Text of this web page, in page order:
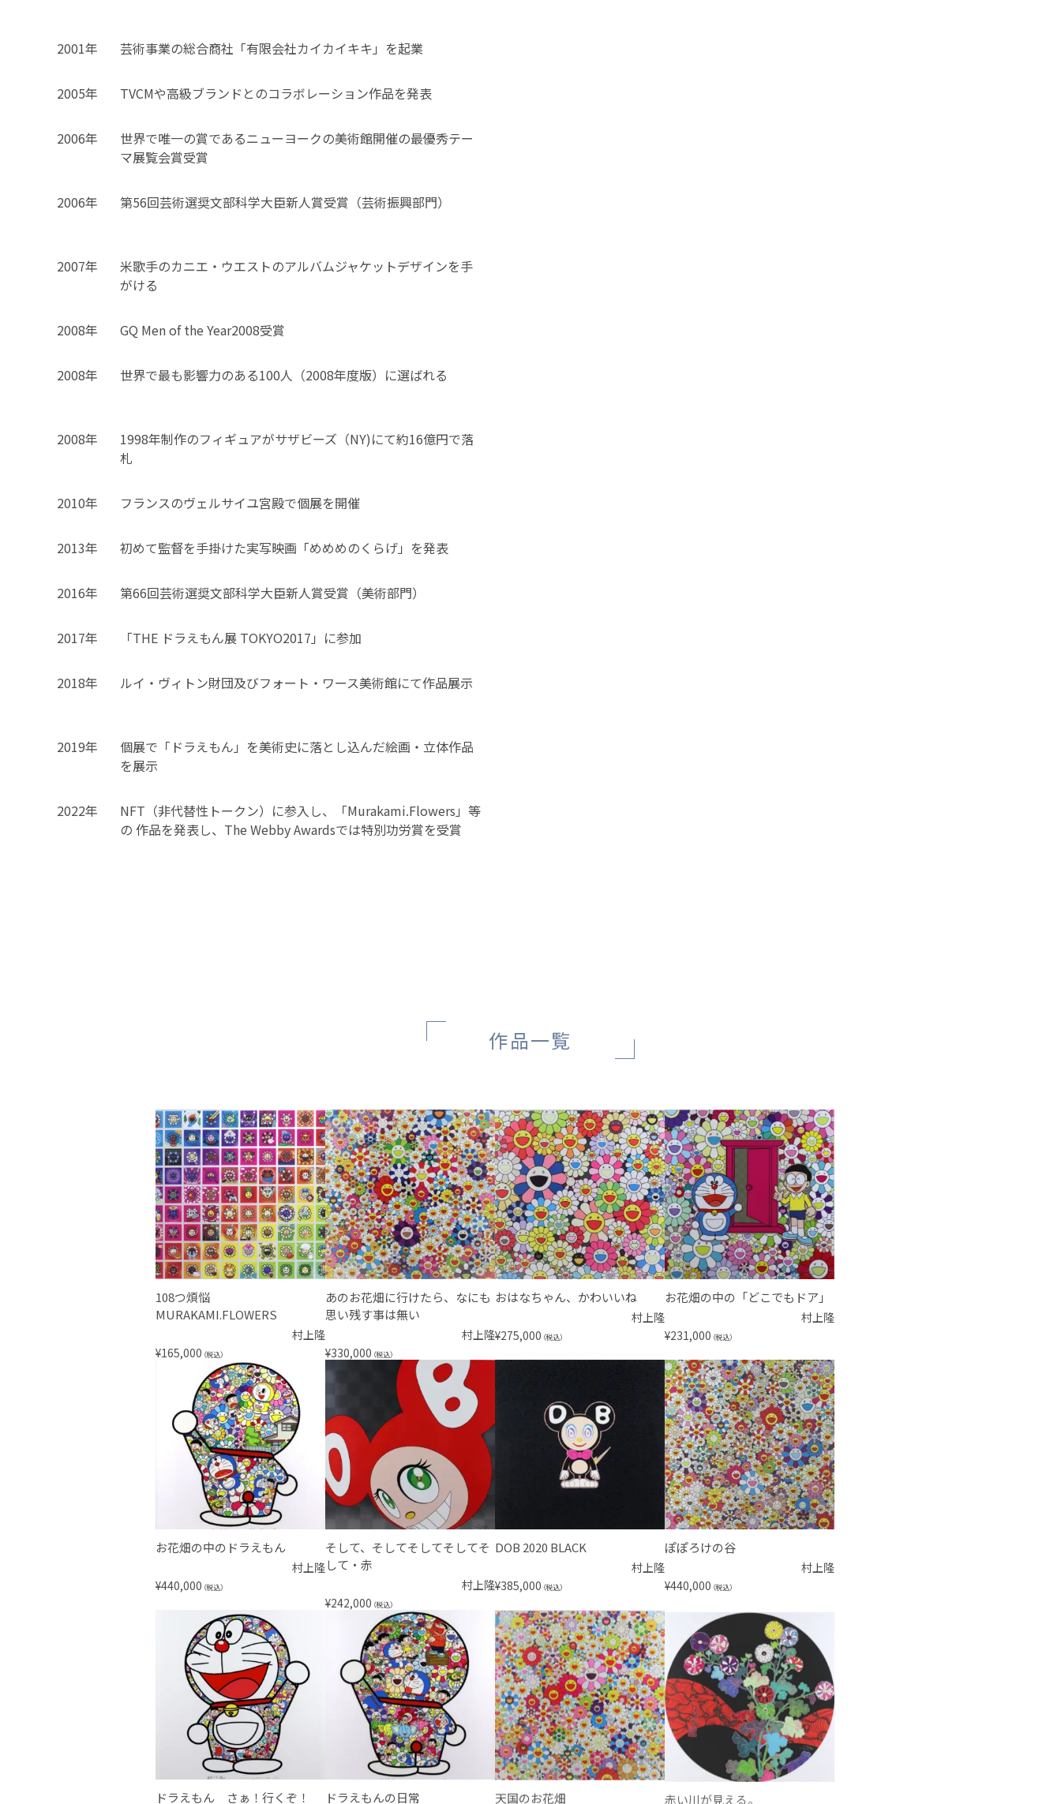
2001年 芸術事業の総合商社「有限会社カイカイキキ」を起業
2005年 TVCMや高級ブランドとのコラボレーション作品を発表
2006年
世界で唯一の賞であるニューヨークの美術館開催の最優秀テー
マ展覧会賞受賞
2006年 第56回芸術選奨文部科学大臣新人賞受賞（芸術振興部門）
2007年
米歌手のカニエ・ウエストのアルバムジャケットデザインを手
がける
2008年 GQ Men of the Year2008受賞
2008年 世界で最も影響力のある100人（2008年度版）に選ばれる
2008年
1998年制作のフィギュアがサザビーズ（NY)にて約16億円で落
札
2010年 フランスのヴェルサイユ宮殿で個展を開催
2013年 初めて監督を手掛けた実写映画「めめめのくらげ」を発表
2016年 第66回芸術選奨文部科学大臣新人賞受賞（美術部門）
2017年 「THE ドラえもん展 TOKYO2017」に参加
2018年 ルイ・ヴィトン財団及びフォート・ワース美術館にて作品展示
2019年
個展で「ドラえもん」を美術史に落とし込んだ絵画・立体作品
を展示
2022年
NFT（非代替性トークン）に参入し、「Murakami.Flowers」等
の 作品を発表し、The Webby Awardsでは特別功労賞を受賞
作品一覧
108つ煩悩
MURAKAMI.FLOWERS
村上隆
¥165,000 （税込）
あのお花畑に行けたら、なにも
思い残す事は無い
村上隆
¥330,000 （税込）
おはなちゃん、かわいいね
村上隆
¥275,000 （税込）
お花畑の中の「どこでもドア」
村上隆
¥231,000 （税込）
お花畑の中のドラえもん
村上隆
¥440,000 （税込）
そして、そしてそしてそしてそ
して・赤
村上隆
¥242,000 （税込）
DOB 2020 BLACK
村上隆
¥385,000 （税込）
ぽぽろけの谷
村上隆
¥440,000 （税込）
ドラえもん さぁ！行くぞ！ ドラえもんの日常 天国のお花畑 赤い川が見える。